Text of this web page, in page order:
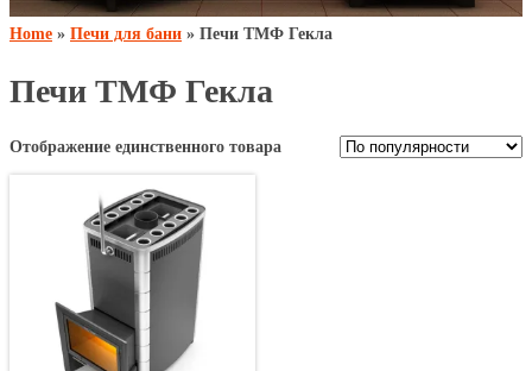
Home » Печи для бани » Печи ТМФ Гекла
Печи ТМФ Гекла
Отображение единственного товара